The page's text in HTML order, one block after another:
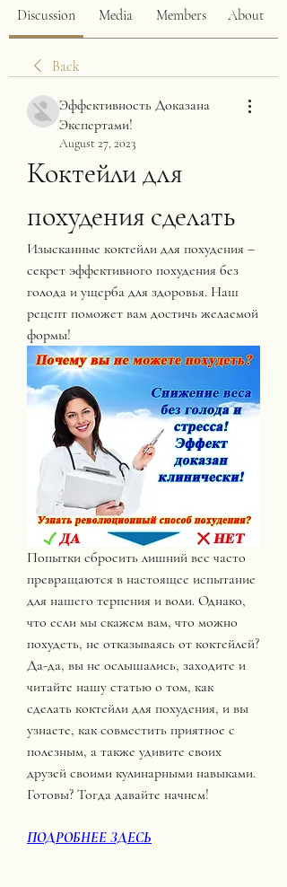
Discussion Media Members About
Back
Эффективность Доказана
Экспертами!
August 27, 2023
Коктейли для
похудения сделать
Изысканные коктейли для похудения –
секрет эффективного похудения без
голода и ущерба для здоровья. Наш
рецепт поможет вам достичь желаемой
формы!
Попытки сбросить лишний вес часто
превращаются в настоящее испытание
для нашего терпения и воли. Однако,
что если мы скажем вам, что можно
похудеть, не отказываясь от коктейлей?
Да-да, вы не ослышались, заходите и
читайте нашу статью о том, как
сделать коктейли для похудения, и вы
узнаете, как совместить приятное с
полезным, а также удивите своих
друзей своими кулинарными навыками.
Готовы? Тогда давайте начнем!
ПОДРОБНЕЕ ЗДЕСЬ